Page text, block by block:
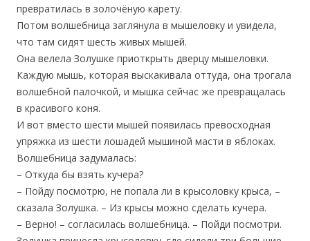
превратилась в золочёную карету.
Потом волшебница заглянула в мышеловку и увидела,
что там сидят шесть живых мышей.
Она велела Золушке приоткрыть дверцу мышеловки.
Каждую мышь, которая выскакивала оттуда, она трогала
волшебной палочкой, и мышка сейчас же превращалась
в красивого коня.
И вот вместо шести мышей появилась превосходная
упряжка из шести лошадей мышиной масти в яблоках.
Волшебница задумалась:
– Откуда бы взять кучера?
– Пойду посмотрю, не попала ли в крысоловку крыса, –
сказала Золушка. – Из крысы можно сделать кучера.
– Верно! – согласилась волшебница. – Пойди посмотри.